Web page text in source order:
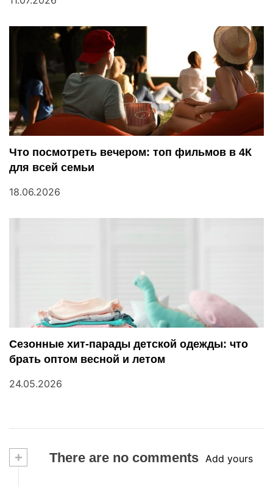
Что посмотреть вечером: топ фильмов в 4К
для всей семьи
18.06.2026
Сезонные хит-парады детской одежды: что
брать оптом весной и летом
24.05.2026
+ There are no comments Add yours